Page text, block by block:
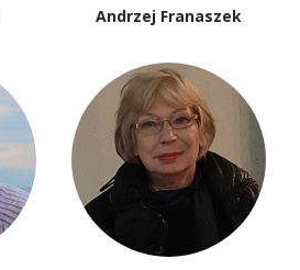
Andrzej Franaszek